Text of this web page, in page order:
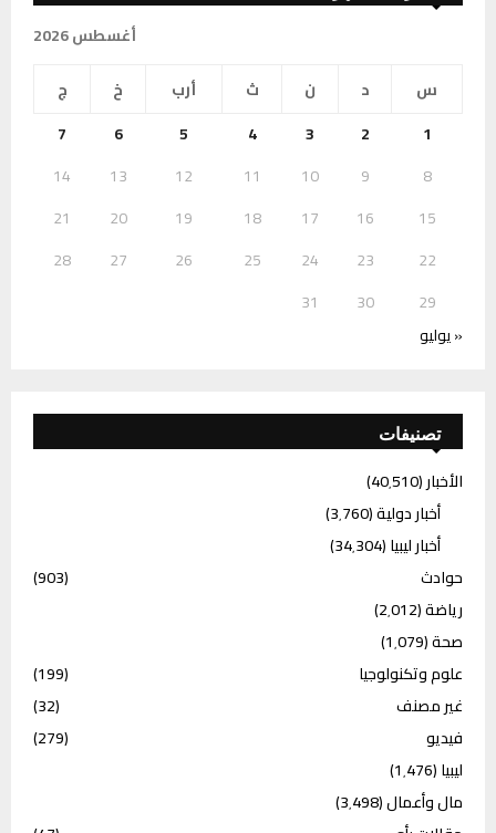
أغسطس 2026
س
د ن ث أرب خ
ج
1
2
3
4
5
6
7
8
9
10
11
12
13
14
15
16
17
18
19
20
21
22
23
24
25
26
27
28
29
30
31
« يوليو
تصنيفات
الأخبار(40٬510)
أخبار دولية(3٬760)
أخبار ليبيا(34٬304)
حوادث
(903)
رياضة(2٬012)
صحة(1٬079)
علوم وتكنولوجيا
(199)
غير مصنف
(32)
فيديو
(279)
ليبيا(1٬476)
مال وأعمال(3٬498)